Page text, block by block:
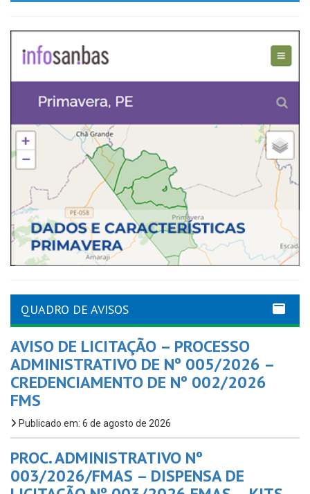
QUADRO DE AVISOS
AVISO DE LICITAÇÃO – PROCESSO
ADMINISTRATIVO DE Nº 005/2026 –
CREDENCIAMENTO DE Nº 002/2026
FMS
Publicado em: 6 de agosto de 2026
PROC. ADMINISTRATIVO Nº
003/2026/FMAS – DISPENSA DE